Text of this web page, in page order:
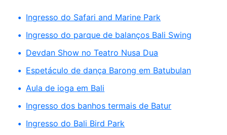
Ingresso do Safari and Marine Park
Ingresso do parque de balanços Bali Swing
Devdan Show no Teatro Nusa Dua
Espetáculo de dança Barong em Batubulan
Aula de ioga em Bali
Ingresso dos banhos termais de Batur
Ingresso do Bali Bird Park